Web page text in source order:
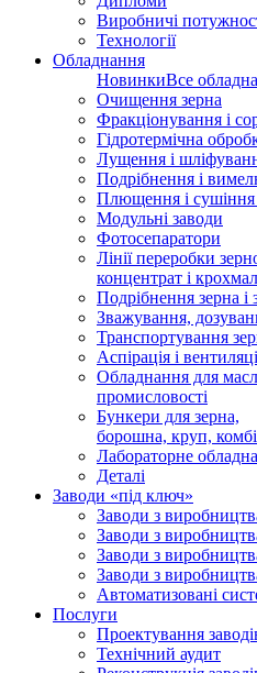
Виробничі
Технології
Обладнання
НовинкиВсе
Очищення зерна
Фракціонування і
Гідротермічна
Лущення і
Подрібнення і
Плющення і сушіння
Модульні заводи
Фотосепаратори
Лінії переробки
концентрат і
Подрібнення зерна і
Зважування,
Транспортування
Аспірація і
Обладнання для
промисловості
Бункери для зерна,
борошна, круп,
Лабораторне
Деталі
Заводи «під ключ»
Заводи з
Заводи з
Заводи з
Заводи з
Автоматизовані
Послуги
Проектування
Технічний аудит